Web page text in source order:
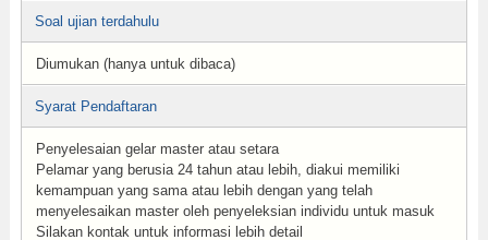
Soal ujian terdahulu
Diumukan (hanya untuk dibaca)
Syarat Pendaftaran
Penyelesaian gelar master atau setara
Pelamar yang berusia 24 tahun atau lebih, diakui memiliki
kemampuan yang sama atau lebih dengan yang telah
menyelesaikan master oleh penyeleksian individu untuk masuk
Silakan kontak untuk informasi lebih detail